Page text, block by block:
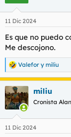
e
:
11 Dic 2024
Es que no puedo
Me descojono.
R
e
a
c
c
i
e
Valefor y miliu
miliu
Cronista
11 Dic 2024